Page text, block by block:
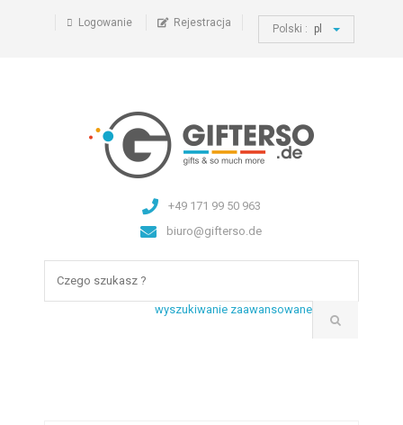
Logowanie Rejestracja Polski : pl
+49 171 99 50 963
biuro@gifterso.de
wyszukiwanie zaawansowane